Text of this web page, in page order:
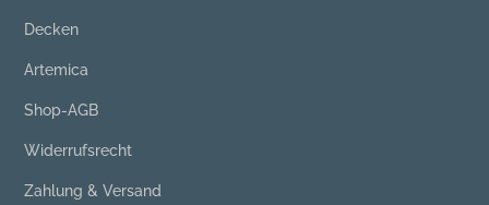
Decken
Artemica
Shop-AGB
Widerrufsrecht
Zahlung & Versand